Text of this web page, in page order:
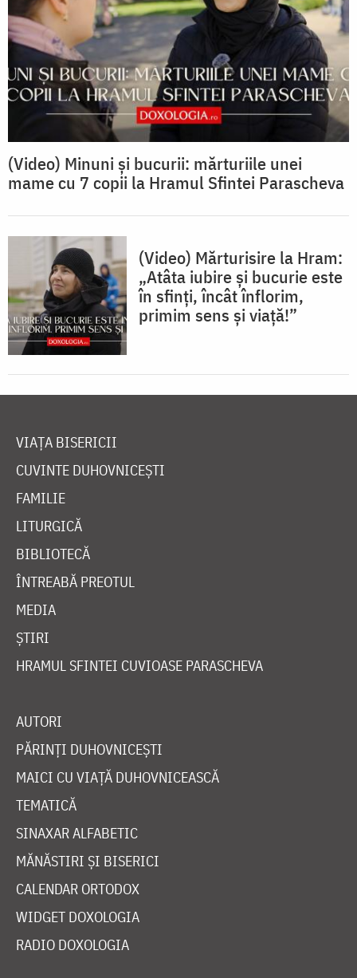
(Video) Minuni și bucurii: mărturiile unei
mame cu 7 copii la Hramul Sfintei Parascheva
(Video) Mărturisire la Hram:
„Atâta iubire și bucurie este
în sfinți, încât înflorim,
primim sens și viață!”
VIAȚA BISERICII
CUVINTE DUHOVNICEȘTI
FAMILIE
LITURGICĂ
BIBLIOTECĂ
ÎNTREABĂ PREOTUL
MEDIA
ȘTIRI
HRAMUL SFINTEI CUVIOASE PARASCHEVA
AUTORI
PĂRINȚI DUHOVNICEȘTI
MAICI CU VIAȚĂ DUHOVNICEASCĂ
TEMATICĂ
SINAXAR ALFABETIC
MĂNĂSTIRI ȘI BISERICI
CALENDAR ORTODOX
WIDGET DOXOLOGIA
RADIO DOXOLOGIA